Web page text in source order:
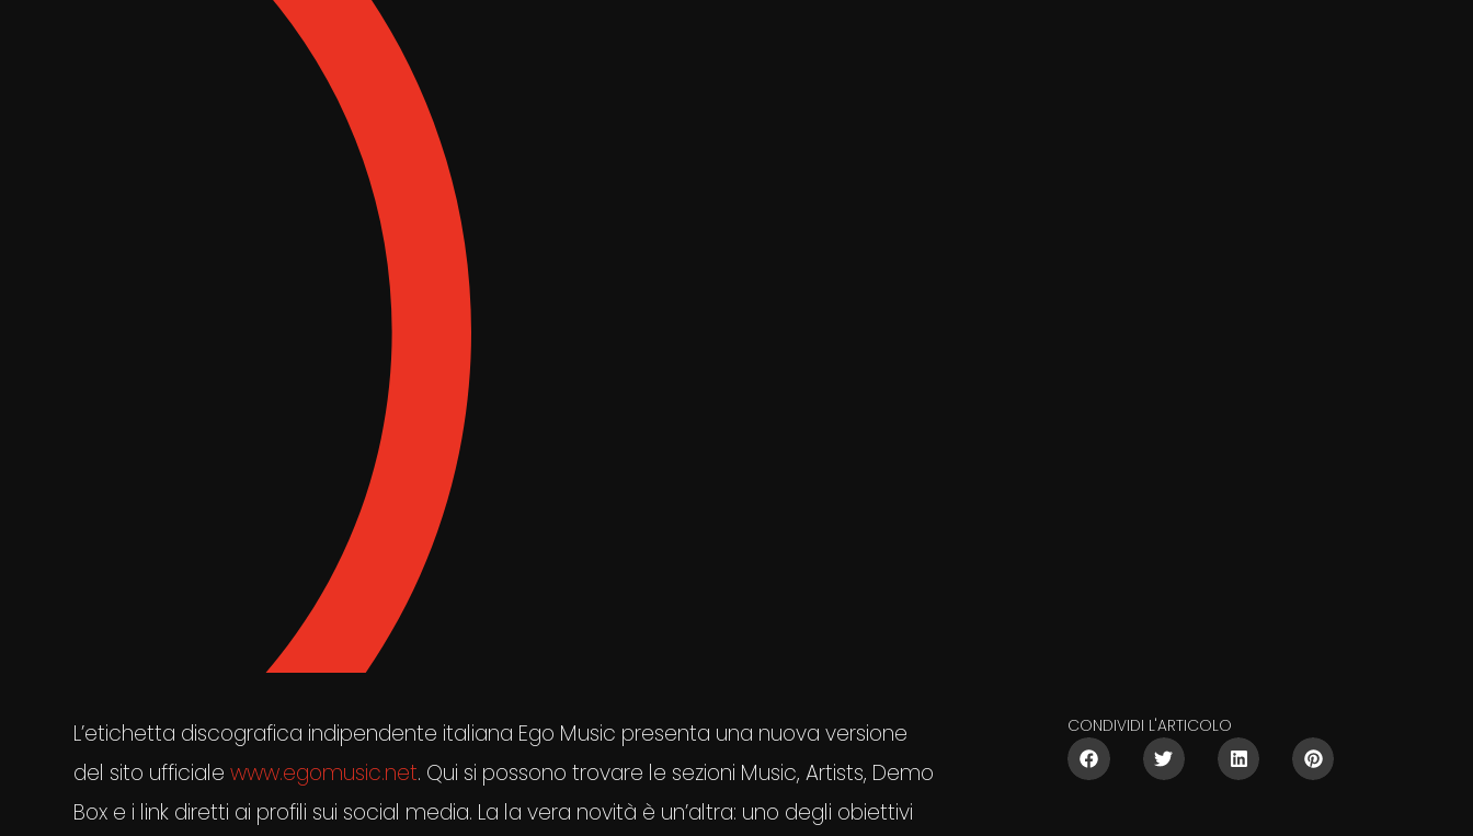
L’etichetta discografica indipendente italiana Ego Music presenta una nuova versione
del sito ufficialewww.egomusic.net. Qui si possono trovare le sezioni Music, Artists, Demo
Box e i link diretti ai profili sui social media. La la vera novità è un’altra: uno degli obiettivi
CONDIVIDI L'ARTICOLO